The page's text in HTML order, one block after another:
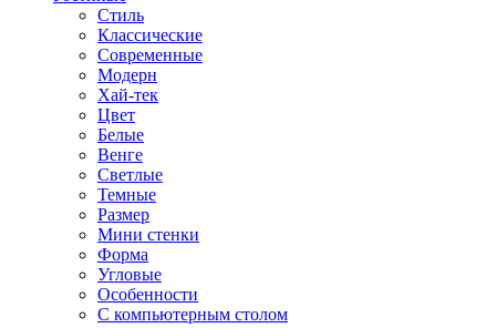
Стиль
Классические
Современные
Модерн
Хай-тек
Цвет
Белые
Венге
Светлые
Темные
Размер
Мини стенки
Форма
Угловые
Особенности
С компьютерным столом